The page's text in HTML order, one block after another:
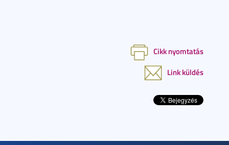
Cikk nyomtatás
Link küldés